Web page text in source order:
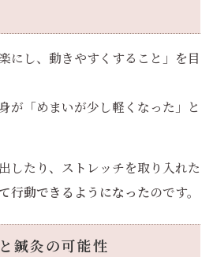
にし、動きやすくすること」を目
が「めまいが少し軽くなった」と
したり、ストレッチを取り入れた
行動できるようになったのです。
鍼灸の可能性